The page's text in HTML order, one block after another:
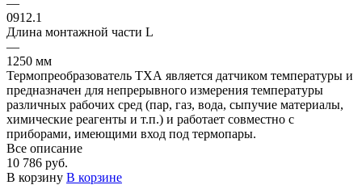
0912.1
Длина монтажной части L
—
1250 мм
Термопреобразователь ТХА является датчиком температуры и
предназначен для непрерывного измерения температуры
различных рабочих сред (пар, газ, вода, сыпучие материалы,
химические реагенты и т.п.) и работает совместно с
приборами, имеющими вход под термопары.
Все описание
10 786 руб.
В корзину В корзине